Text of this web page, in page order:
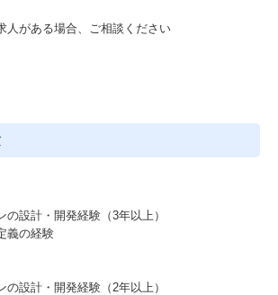
人がある場合、ご相談ください
の設計・開発経験（3年以上）
義の経験
の設計・開発経験（2年以上）